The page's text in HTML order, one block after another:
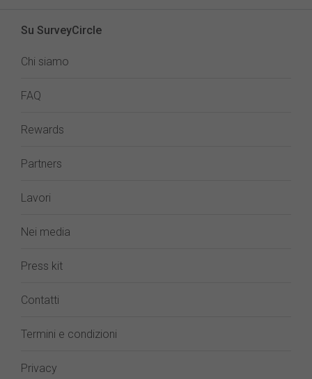
Su SurveyCircle
Chi siamo
FAQ
Rewards
Partners
Lavori
Nei media
Press kit
Contatti
Termini e condizioni
Privacy